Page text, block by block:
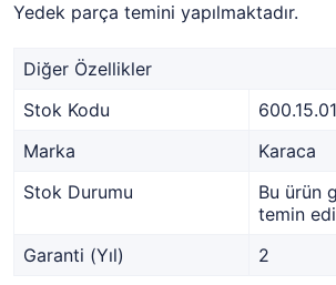
Yedek parça temini yapılmaktadır.
Diğer Özellikler
Stok Kodu
Marka
Karaca
Stok Durumu
Bu ürün
temin
Garanti (Yıl)
2